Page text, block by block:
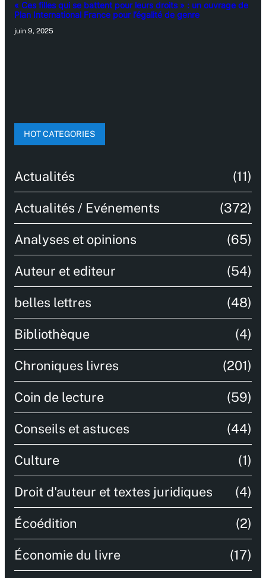
« Ces filles qui se battent pour leurs droits » : un ouvrage de
Plan International France pour l’égalité de genre
juin 9, 2025
HOT CATEGORIES
Actualités (11)
Actualités / Evénements (372)
Analyses et opinions (65)
Auteur et editeur (54)
belles lettres (48)
Bibliothèque (4)
Chroniques livres (201)
Coin de lecture (59)
Conseils et astuces (44)
Culture (1)
Droit d'auteur et textes juridiques (4)
Écoédition (2)
Économie du livre (17)